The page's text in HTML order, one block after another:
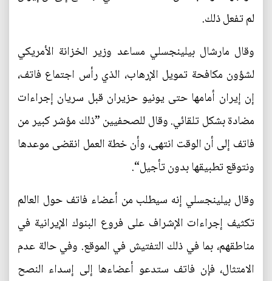
لم تفعل ذلك.
وقال مارشال بيلينجسلي مساعد وزير الخزانة الأمريكي
لشؤون مكافحة تمويل الإرهاب، الذي رأس اجتماع فاتف،
إن إيران أمامها حتى يونيو حزيران قبل سريان إجراءات
مضادة بشكل تلقائي. وقال للصحفيين ”ذلك مؤشر كبير من
فاتف إلى أن الوقت انتهى، وأن خطة العمل انقضى موعدها
ونتوقع تطبيقها بدون تأجيل“.
وقال بيلينجسلي إنه سيطلب من أعضاء فاتف حول العالم
تكثيف إجراءات الإشراف على فروع البنوك الإيرانية في
مناطقهم، بما في ذلك التفتيش في الموقع. وفي حالة عدم
الامتثال، فإن فاتف ستدعو أعضاءها إلى إسداء النصح